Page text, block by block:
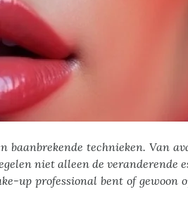
technieken. Van
niet alleen de veranderende
up professional bent of gewoon